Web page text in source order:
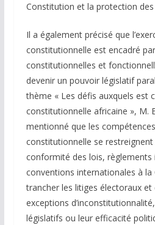
Constitution et la protection
Il a également précisé que
constitutionnelle est encadré
constitutionnelles et
devenir un pouvoir législatif
thème « Les défis auxquels est
constitutionnelle africaine », M.
mentionné que les
constitutionnelle se
conformité des lois, règlements
conventions internationales à la
trancher les litiges électoraux et
exceptions
législatifs ou leur efficacité